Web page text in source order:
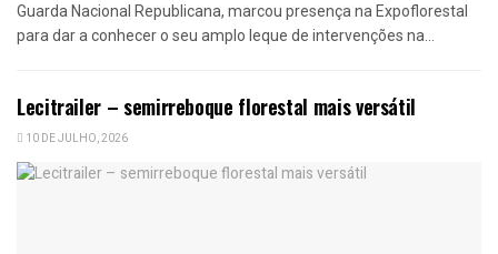
Guarda Nacional Republicana, marcou presença na Expoflorestal
para dar a conhecer o seu amplo leque de intervenções na...
Lecitrailer – semirreboque florestal mais versátil
10 DE JULHO, 2026